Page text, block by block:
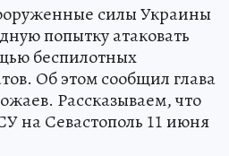
силы Украины
попытку атаковать
беспилотных
Об этом сообщил глава
Рассказываем, что
на Севастополь 11 июня